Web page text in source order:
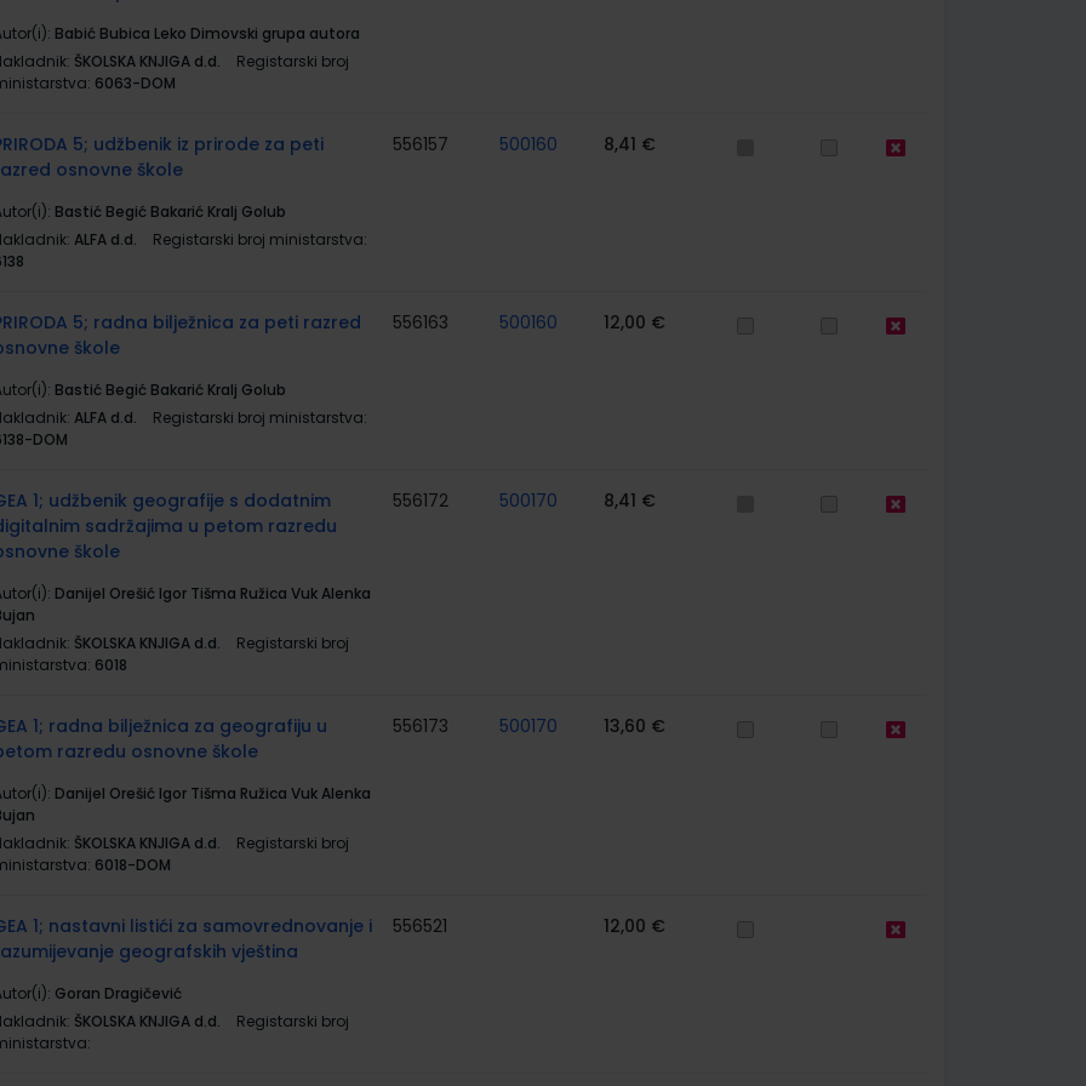
Babić Bubica Leko Dimovski grupa autora
ŠKOLSKA KNJIGA d.d.
Registarski broj
6063-DOM
5; udžbenik iz prirode za peti
osnovne škole
Bastić Begić Bakarić Kralj Golub
ALFA d.d.
Registarski broj ministarstva:
556157 500160 8,41 €
5; radna bilježnica za peti razred
škole
Bastić Begić Bakarić Kralj Golub
ALFA d.d.
Registarski broj ministarstva:
DOM
556163 500160 12,00 €
1; udžbenik geografije s dodatnim
sadržajima u petom razredu
škole
Danijel Orešić Igor Tišma Ružica Vuk Alenka
ŠKOLSKA KNJIGA d.d.
Registarski broj
6018
556172 500170 8,41 €
1; radna bilježnica za geografiju u
razredu osnovne škole
Danijel Orešić Igor Tišma Ružica Vuk Alenka
ŠKOLSKA KNJIGA d.d.
Registarski broj
6018-DOM
556173 500170 13,60 €
1; nastavni listići za samovrednovanje i
geografskih vještina
Goran Dragičević
ŠKOLSKA KNJIGA d.d.
Registarski broj
556521 12,00 €